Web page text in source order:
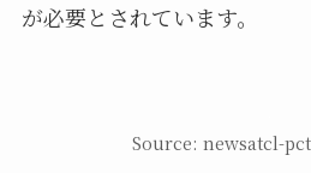
が必要とされています。
Source: newsatcl-